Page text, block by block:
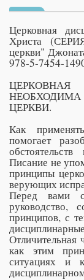
Церковная
Христа
церкви"
978-5-7454-
ЦЕРКВИ.
Как
помогает
Писание не
принципы
верующих
Перед вами
руководство,
принципов, с
Отличительная
как этим
ситуациях и